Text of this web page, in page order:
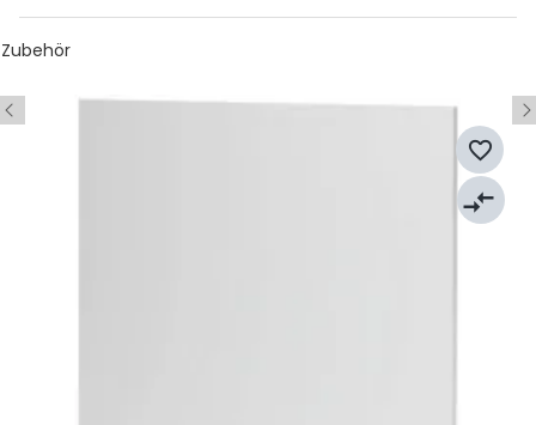
Zubehör
favorite_border
compare_arrows